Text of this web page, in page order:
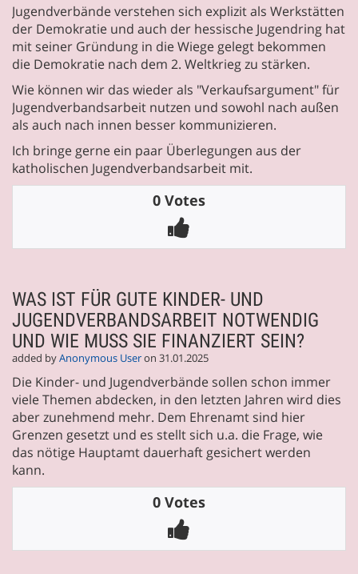
Jugendverbände verstehen sich explizit als Werkstätten
der Demokratie und auch der hessische Jugendring hat
mit seiner Gründung in die Wiege gelegt bekommen
die Demokratie nach dem 2. Weltkrieg zu stärken.
Wie können wir das wieder als "Verkaufsargument" für
Jugendverbandsarbeit nutzen und sowohl nach außen
als auch nach innen besser kommunizieren.
Ich bringe gerne ein paar Überlegungen aus der
katholischen Jugendverbandsarbeit mit.
0 Votes
WAS IST FÜR GUTE KINDER- UND
JUGENDVERBANDSARBEIT NOTWENDIG
UND WIE MUSS SIE FINANZIERT SEIN?
added byAnonymous Useron 31.01.2025
Die Kinder- und Jugendverbände sollen schon immer
viele Themen abdecken, in den letzten Jahren wird dies
aber zunehmend mehr. Dem Ehrenamt sind hier
Grenzen gesetzt und es stellt sich u.a. die Frage, wie
das nötige Hauptamt dauerhaft gesichert werden
kann.
0 Votes